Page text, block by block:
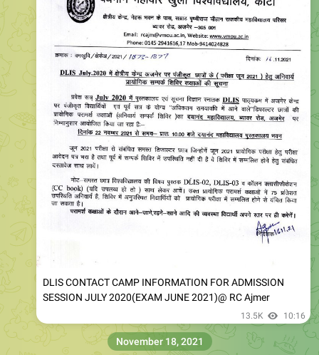
DLIS CONTACT CAMP INFORMATION FOR ADMISSION
SESSION JULY 2020(EXAM JUNE 2021)@ RC Ajmer
13.5K 10:16
November 18, 2021